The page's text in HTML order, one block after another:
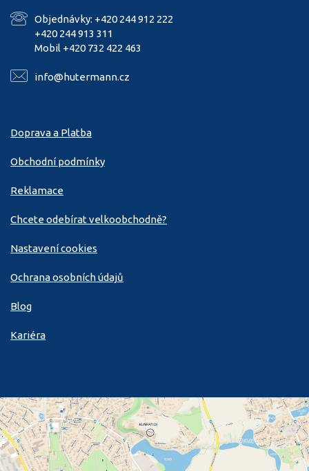
Objednávky: +420 244 912 222
+420 244 913 311
Mobil +420 732 422 463
info@hutermann.cz
Doprava a Platba
Obchodní podmínky
Reklamace
Chcete odebírat velkoobchodně?
Nastavení cookies
Ochrana osobních údajů
Blog
Kariéra